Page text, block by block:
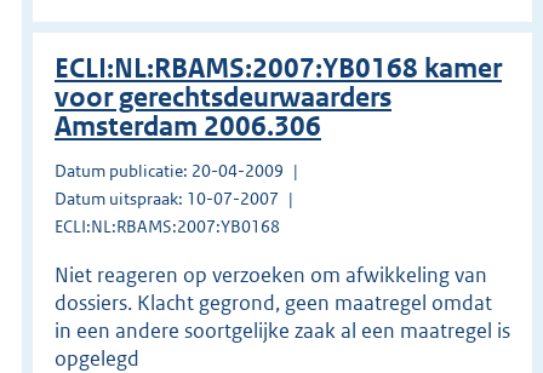
ECLI:NL:RBAMS:2007:YB0168 kamer
voor gerechtsdeurwaarders
Amsterdam 2006.306
Datum publicatie: 20-04-2009
Datum uitspraak: 10-07-2007
ECLI:NL:RBAMS:2007:YB0168
Niet reageren op verzoeken om afwikkeling van
dossiers. Klacht gegrond, geen maatregel omdat
in een andere soortgelijke zaak al een maatregel is
opgelegd